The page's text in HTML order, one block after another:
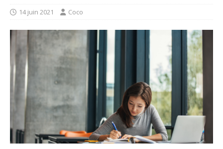
14 juin 2021 Coco